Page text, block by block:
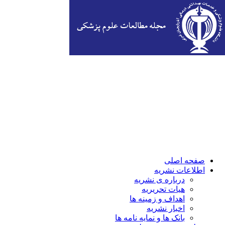
صفحه اصلی
اطلاعات نشریه
درباره ی نشریه
هیات تحریریه
اهداف و زمینه ها
اخبار نشریه
بانک ها و نمایه نامه ها